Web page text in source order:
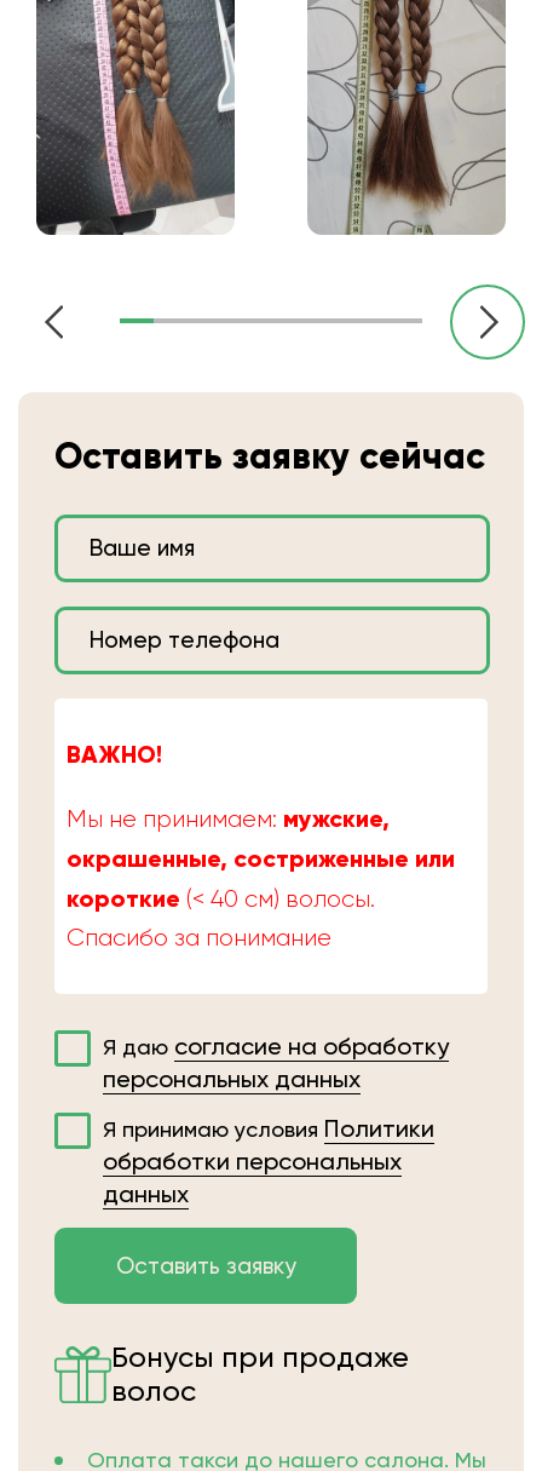
Оставить заявку сейчас
ВАЖНО!
Мы не принимаем: мужские,
окрашенные, состриженные или
короткие (< 40 см) волосы.
Спасибо за понимание
Я даю согласие на обработку
персональных данных
Я принимаю условия Политики
обработки персональных
данных
Бонусы при продаже
волос
Оплата такси до нашего салона. Мы